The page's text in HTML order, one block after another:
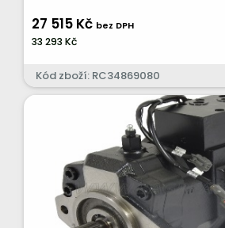
27 515 Kč bez DPH
33 293 Kč
Kód zboží: RC34869080